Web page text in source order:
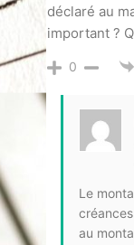
déclaré au
important ?
0
Le
au